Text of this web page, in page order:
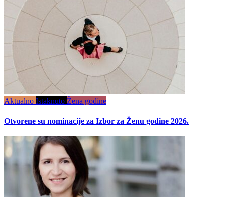
Aktualno Istaknuto Žena godine
Otvorene su nominacije za Izbor za Ženu godine 2026.